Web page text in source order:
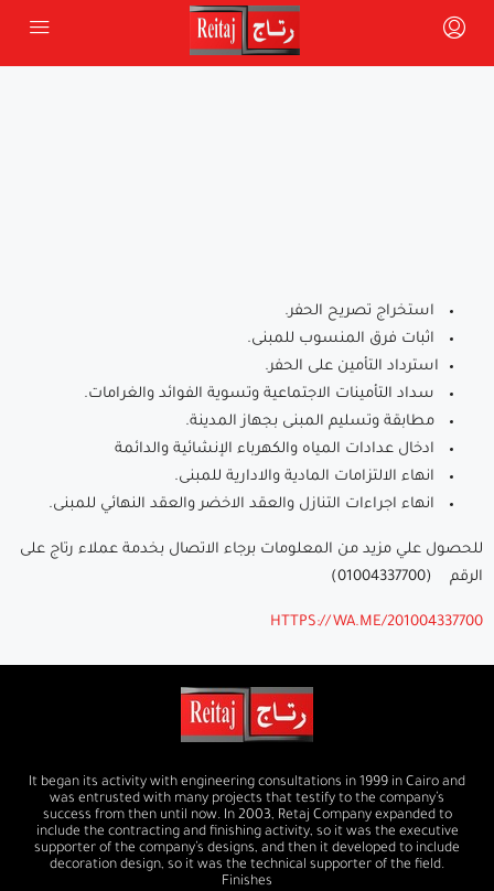
استخراج تصريح الحفر.
اثبات فرق المنسوب للمبنى.
استرداد التأمين على الحفر.
سداد التأمينات الاجتماعية وتسوية الفوائد والغرامات.
مطابقة وتسليم المبنى بجهاز المدينة.
ادخال عدادات المياه والكهرباء الإنشائية والدائمة
انهاء الالتزامات المادية والادارية للمبنى.
انهاء اجراءات التنازل والعقد الاخضر والعقد النهائي للمبنى.
للحصول علي مزيد من المعلومات برجاء الاتصال بخدمة عملاء رتاج على
الرقم (01004337700)
HTTPS://WA.ME/201004337700
It began its activity with engineering consultations in 1999 in Cairo and
was entrusted with many projects that testify to the company’s
success from then until now. In 2003, Retaj Company expanded to
include the contracting and finishing activity, so it was the executive
supporter of the company’s designs, and then it developed to include
decoration design, so it was the technical supporter of the field.
Finishes